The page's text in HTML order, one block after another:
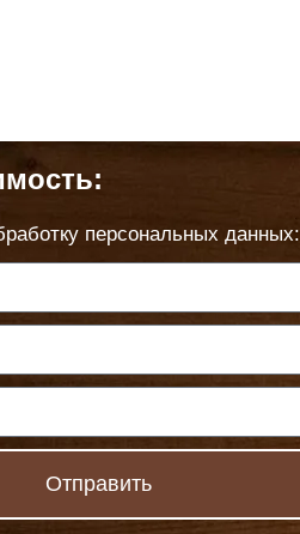
персональных данных:
Отправить